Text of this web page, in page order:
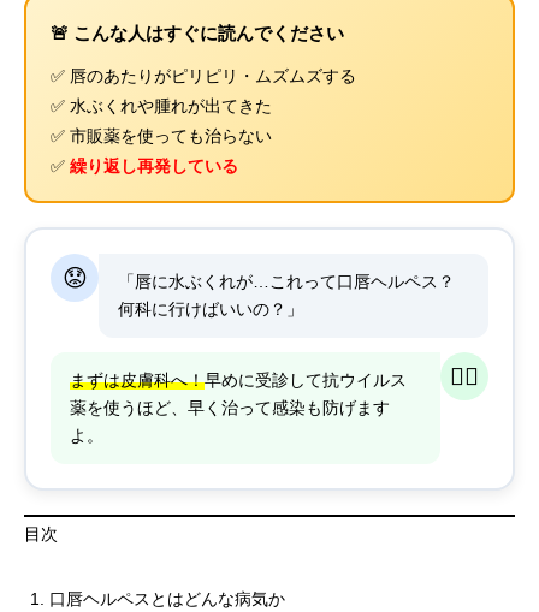
🚨 こんな人はすぐに読んでください
✅ 唇のあたりがピリピリ・ムズムズする
✅ 水ぶくれや腫れが出てきた
✅ 市販薬を使っても治らない
✅ 繰り返し再発している
😟
「唇に水ぶくれが…これって口唇ヘルペス？
何科に行けばいいの？」
👨‍⚕️
まずは皮膚科へ！早めに受診して抗ウイルス
薬を使うほど、早く治って感染も防げます
よ。
目次
口唇ヘルペスとはどんな病気か